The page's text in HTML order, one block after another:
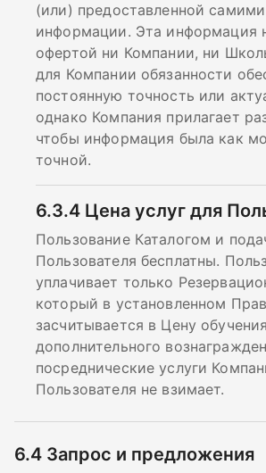
(или) предоставленной
информации. Эта информация
офертой ни Компании, ни
для Компании обязанности
постоянную точность или
однако Компания прилагает
чтобы информация была как
точной.
6.3.4 Цена услуг для
Пользование Каталогом и
Пользователя бесплатны.
уплачивает только
который в установленном
засчитывается в Цену
дополнительного
посреднические услуги
Пользователя не взимает.
6.4 Запрос и предложения